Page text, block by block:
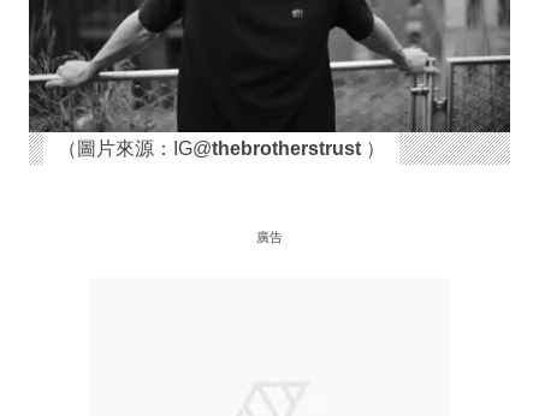
（圖片來源：IG@thebrotherstrust ）
廣告